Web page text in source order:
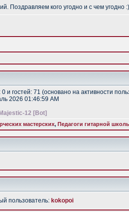
Поздравляем кого угодно и с чем угодно
и гостей: 71 (основано на активности
2026 01:46:59 AM
Majestic-12 [Bot]
мастерских, Педагоги гитарной
пользователь: kokopoi